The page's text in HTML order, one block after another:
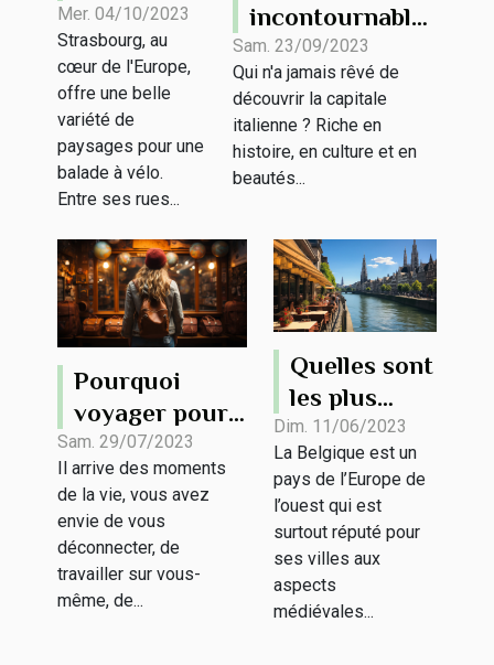
itinéraires
pour une
promenade
à vélo à
Strasbourg
Mer. 04/10/2023
Strasbourg, au
cœur de l'Europe,
offre une belle
variété de
paysages pour une
balade à vélo.
Entre ses rues...
incontournables
de Rome
Sam. 23/09/2023
Qui n'a jamais rêvé de
découvrir la capitale
italienne ? Riche en
histoire, en culture et en
beautés...
Pourquoi
voyager pour
son stage de
développement
personnel ?
Sam. 29/07/2023
Il arrive des moments
de la vie, vous avez
envie de vous
déconnecter, de
travailler sur vous-
même, de...
Quelles sont
les plus
beaux sites
touristiques
de la
Belgique ?
Dim. 11/06/2023
La Belgique est un
pays de l’Europe de
l’ouest qui est
surtout réputé pour
ses villes aux
aspects
médiévales...